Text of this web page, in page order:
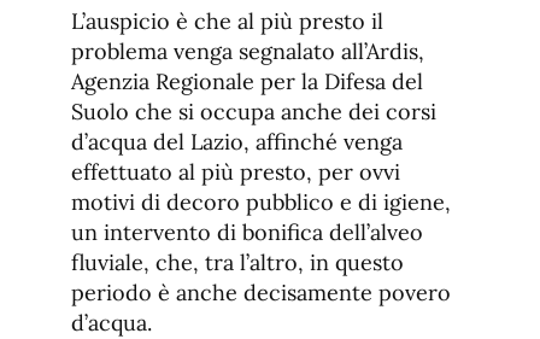
L’auspicio è che al più presto il
problema venga segnalato all’Ardis,
Agenzia Regionale per la Difesa del
Suolo che si occupa anche dei corsi
d’acqua del Lazio, affinché venga
effettuato al più presto, per ovvi
motivi di decoro pubblico e di igiene,
un intervento di bonifica dell’alveo
fluviale, che, tra l’altro, in questo
periodo è anche decisamente povero
d’acqua.